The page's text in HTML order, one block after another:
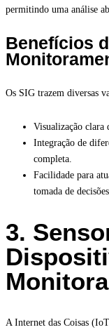
permitindo uma análise
Benefícios
Os SIG trazem diversas
Visualização clara
Integração de
completa.
Facilidade para
tomada de
3.
A Internet das Coisas